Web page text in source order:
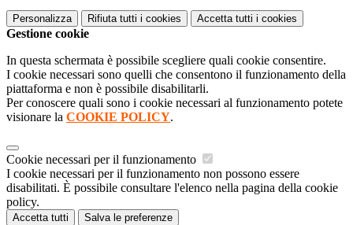
Personalizza Rifiuta tutti i cookies Accetta tutti i cookies
Gestione cookie
In questa schermata è possibile scegliere quali cookie consentire.
I cookie necessari sono quelli che consentono il funzionamento della
piattaforma e non è possibile disabilitarli.
Per conoscere quali sono i cookie necessari al funzionamento potete
visionare la COOKIE POLICY.
Cookie necessari per il funzionamento
I cookie necessari per il funzionamento non possono essere
disabilitati. È possibile consultare l'elenco nella pagina della cookie
policy.
Accetta tutti Salva le preferenze